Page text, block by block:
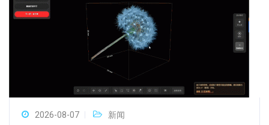
2026-08-07 新闻